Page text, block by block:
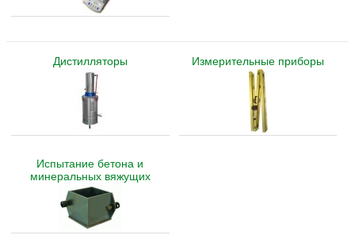
Дистилляторы Измерительные приборы
Испытание бетона и
минеральных вяжущих